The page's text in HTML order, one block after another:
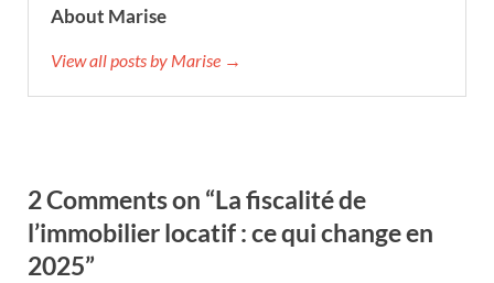
About Marise
View all posts by Marise →
2 Comments on “La fiscalité de
l’immobilier locatif : ce qui change en
2025”